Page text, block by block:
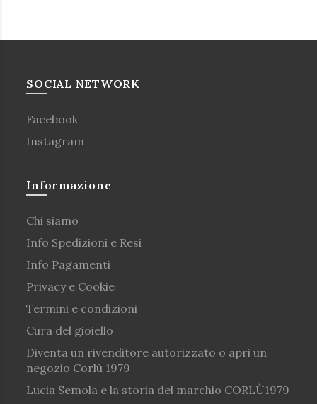
SOCIAL NETWORK
Facebook
Instagram
Informazione
Chi siamo
Info Spedizioni e Resi
Info Pagamenti
Privacy e Cookie
Termini e condizioni
Cura del gioiello
Diventa un rivenditore autorizzato o apri un
negozio Corlù 1979
Lucia Semola e la storia del marchio CORLÙ1979